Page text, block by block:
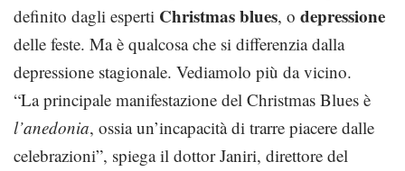
definito dagli esperti Christmas blues, o depressione
delle feste. Ma è qualcosa che si differenzia dalla
depressione stagionale. Vediamolo più da vicino.
“La principale manifestazione del Christmas Blues è
l’anedonia, ossia un’incapacità di trarre piacere dalle
celebrazioni”, spiega il dottor Janiri, direttore del